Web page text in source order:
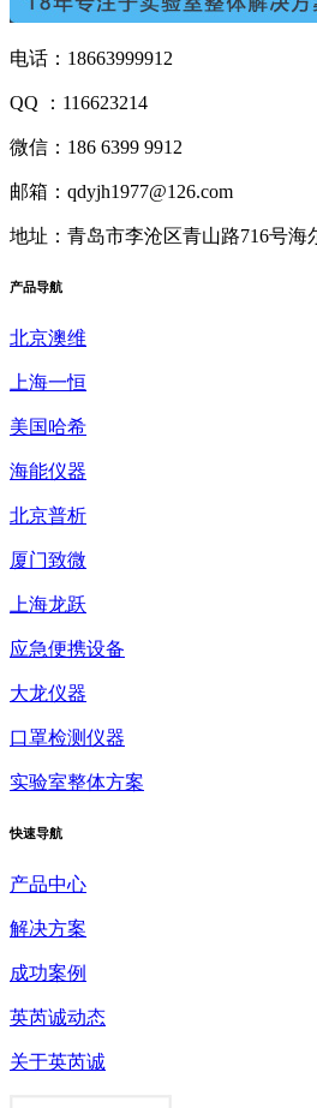
电话：18663999912
QQ ：116623214
微信：186 6399 9912
邮箱：qdyjh1977@126.com
地址：青岛市李沧区青山路716号海
产品导航
北京澳维
上海一恒
美国哈希
海能仪器
北京普析
厦门致微
上海龙跃
应急便携设备
大龙仪器
口罩检测仪器
实验室整体方案
快速导航
产品中心
解决方案
成功案例
英芮诚动态
关于英芮诚